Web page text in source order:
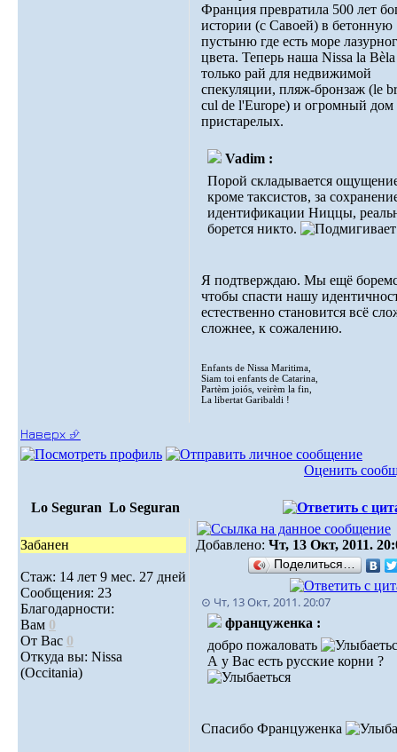
Франция превратила 500 лет
истории (с Савоей) в бетонную
пустыню где есть море
цвета. Теперь наша Nissa la Bèla
только рай для недвижимой
спекуляции, пляж-бронзаж (le
cul de l'Europe) и огромный дом
пристарелых.
Vadim :
Порой складывается
кроме таксистов, за
идентификации Ниццы,
борется никто.
Я подтверждаю. Мы ещё
чтобы спасти нашу
естественно становится всё
сложнее, к сожалению.
Enfants de Nissa Maritima,
Siam toi enfants de Catarina,
Partèm joiós, veirèm la fin,
La libertat Garibaldi !
Наверх ⮵
Оценить
Lo Seguran Lo Seguran
Забанен
Стаж: 14 лет 9 мес. 27 дней
Сообщения: 23
Благодарности:
Вам 0
От Вас 0
Откуда вы: Nissa
(Occitania)
Добавлено: Чт, 13 Окт, 2011.
Поделиться…
⊙ Чт, 13 Окт, 2011. 20:07
француженка :
добро пожаловать
А у Вас есть русские корни ?
Спасибо Француженка